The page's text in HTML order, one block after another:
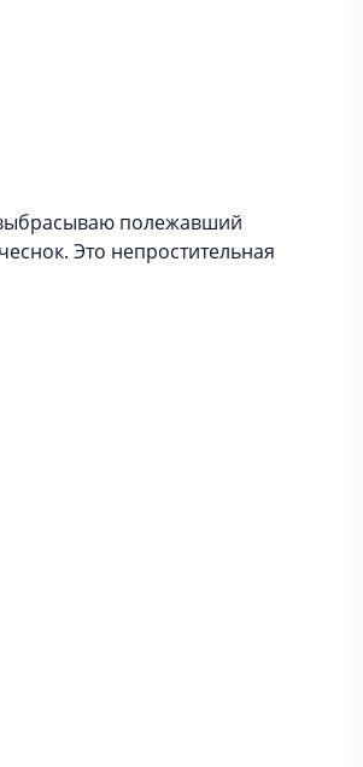
полежавший
Это непростительная